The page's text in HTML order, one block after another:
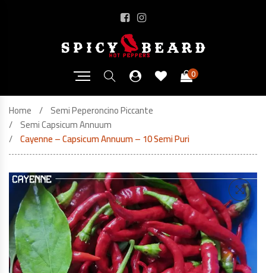
0
Home
Semi Peperoncino Piccante
Semi Capsicum Annuum
Cayenne – Capsicum Annuum – 10 Semi Puri